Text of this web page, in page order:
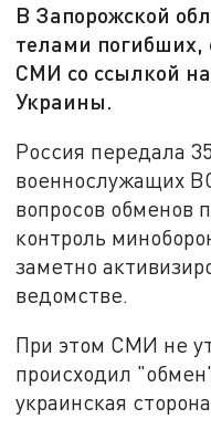
В Запорожской
телами погибших,
СМИ со ссылкой
Украины.
Россия передала
военнослужащих
вопросов обменов
контроль
заметно
ведомстве.
При этом СМИ не
происходил
украинская